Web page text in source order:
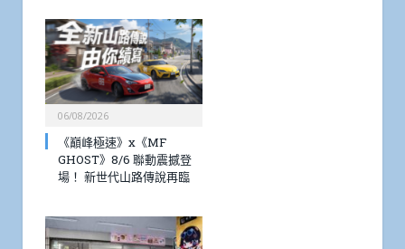
06/08/2026
《巔峰極速》x《MF
GHOST》8/6 聯動震撼登
場！ 新世代山路傳說再臨